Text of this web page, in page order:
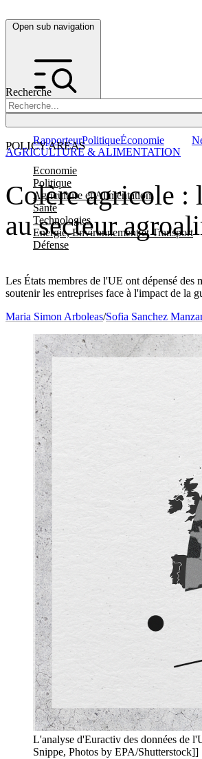
Open sub navigation
Recherche
POLICY AREAS
Economie
Politique
Agriculture et Alimentation
Santé
Technologies
Energie, Environnement et Transport
Défense
RapporteurPolitiqueÉconomie
Colère agricole :
au secteur
Les États membres de l'UE ont dépensé des
soutenir les entreprises face à l'impact de la
AGRICULTURE & ALIMENTATION
Maria Simon Arboleas/Sofia Sanchez
L'analyse d'Euractiv des données de
Snippe, Photos by EPA/Shutterstock]]